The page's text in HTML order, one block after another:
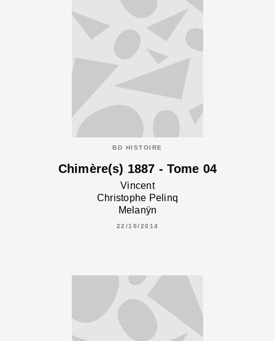
BD HISTOIRE
Chimère(s) 1887 - Tome 04
Vincent
Christophe Pelinq
Melanÿn
22/10/2014